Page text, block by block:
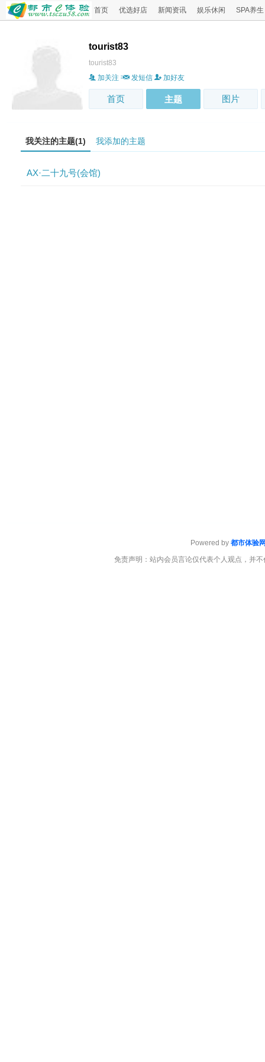
首页 优选好店 新闻资讯 娱乐休闲 SPA养生
tourist83
tourist83
加关注
发短信 加好友
首页 主题 图片
我关注的主题(1) 我添加的主题
‌AX·二十九号(会馆)
Powered by 都市体验
免责声明：站内会员言论仅代表个人观点，并